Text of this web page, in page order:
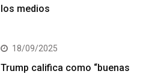
los medios
18/09/2025
Trump califica como “buenas